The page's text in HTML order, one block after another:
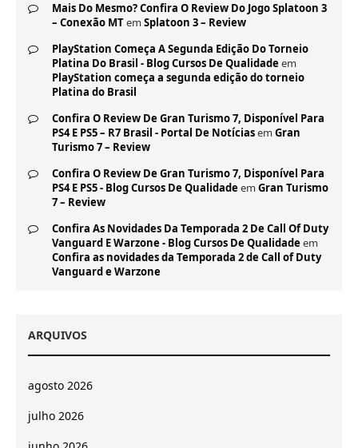
Mais Do Mesmo? Confira O Review Do Jogo Splatoon 3
– Conexão MTem Splatoon 3 – Review
PlayStation Começa A Segunda Edição Do Torneio
Platina Do Brasil - Blog Cursos De Qualidade em
PlayStation começa a segunda edição do torneio
Platina do Brasil
Confira O Review De Gran Turismo 7, Disponível Para
PS4 E PS5 – R7 Brasil - Portal De Notíciasem Gran
Turismo 7 – Review
Confira O Review De Gran Turismo 7, Disponível Para
PS4 E PS5 - Blog Cursos De Qualidade em Gran Turismo
7 – Review
Confira As Novidades Da Temporada 2 De Call Of Duty
Vanguard E Warzone - Blog Cursos De Qualidade em
Confira as novidades da Temporada 2 de Call of Duty
Vanguard e Warzone
ARQUIVOS
agosto 2026
julho 2026